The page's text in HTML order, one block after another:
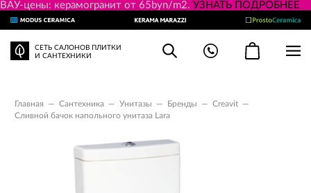
ВАУ-цены: керамогранит от 65byn/m2. УЗНАТЬ ПОДРОБНЕЕ
СЕТЬ САЛОНОВ ПЛИТКИ
И САНТЕХНИКИ
Главная — Сантехника — Унитазы — Бренды — Creavit —
Сливной бачок напольного унитаза Lara